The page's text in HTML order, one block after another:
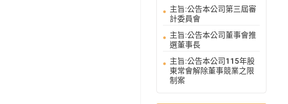
主旨:公告本公司第三屆審
計委員會
主旨:公告本公司董事會推
選董事長
主旨:公告本公司115年股
東常會解除董事競業之限
制案